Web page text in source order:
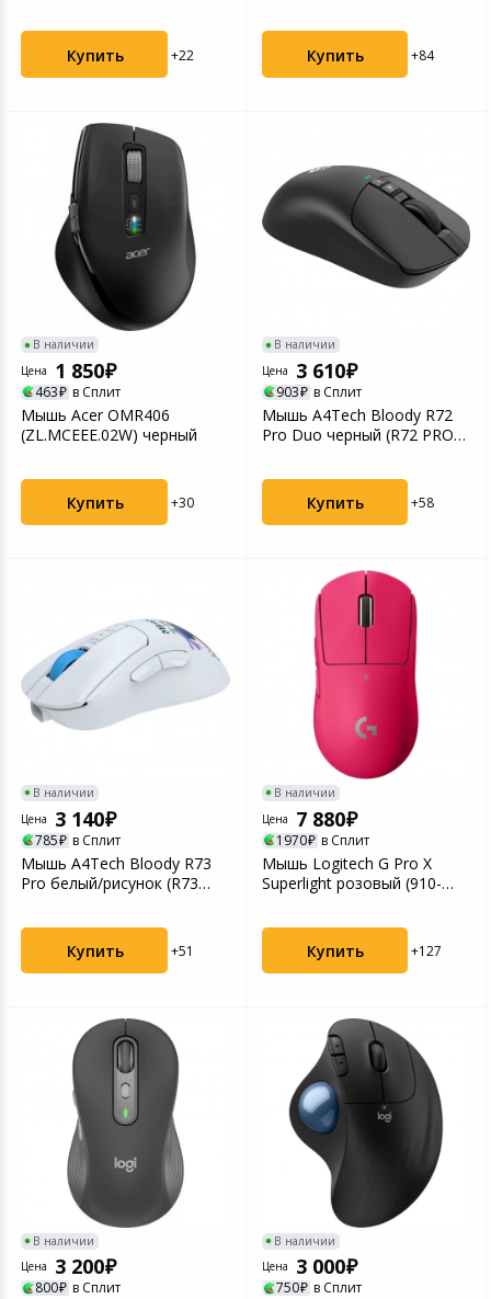
Купить +22
006929...
Купить
+84
В наличии
Цена
1 850
463 в Сплит
Мышь Acer OMR406
(ZL.MCEEE.02W) черный
Купить +30
В наличии
Цена
3 610
903 в Сплит
Мышь A4Tech Bloody R72
Pro Duo черный (R72 PRO
Купить +58
В наличии
Цена
3 140
785 в Сплит
Мышь A4Tech Bloody R73
Pro белый/рисунок (R73
Купить +51
В наличии
Цена
7 880
1970 в Сплит
Мышь Logitech G Pro X
Superlight розовый (910-
Купить +127
В наличии
Цена
3 200
800 в Сплит
В наличии
Цена
3 000
750 в Сплит